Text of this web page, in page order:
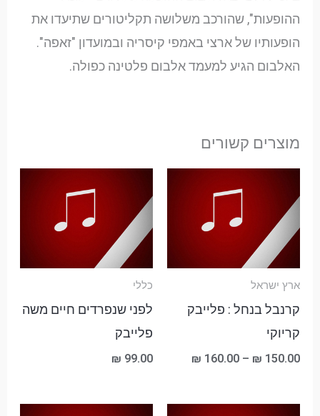
ההופעות", שהורכב משלושה תקליטורים שתיעדו את
הופעותיו של ארצי באמפי קיסריה ובמועדון "זאפה".
האלבום הגיע למעמד אלבום פלטינה כפולה.‏
מוצרים קשורים
ארץ ישראל
קרנבל בנחל : פלייבק
קריוקי
₪ 150.00
–
₪ 160.00
⁦₪ 150.00⁩
כללי
לפני שנפרדים חיים משה
פלייבק
₪ 99.00